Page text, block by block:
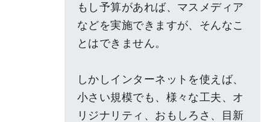
もし予算があれば、マスメディア
などを実施できますが、そんなこ
とはできません。
しかしインターネットを使えば、
小さい規模でも、様々な工夫、オ
リジナリティ、おもしろさ、目新